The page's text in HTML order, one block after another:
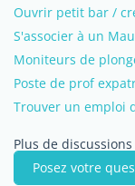
Ouvrir petit bar /
S'associer à un
Moniteurs de
Poste de prof
Trouver un emploi
Plus de
Posez votre